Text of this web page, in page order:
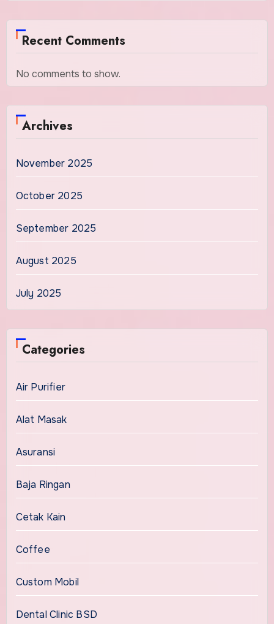
Recent Comments
No comments to show.
Archives
November 2025
October 2025
September 2025
August 2025
July 2025
Categories
Air Purifier
Alat Masak
Asuransi
Baja Ringan
Cetak Kain
Coffee
Custom Mobil
Dental Clinic BSD